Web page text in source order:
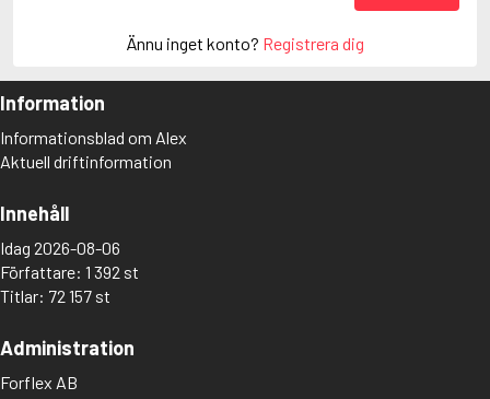
Ännu inget konto? Registrera dig
Information
Informationsblad om Alex
Aktuell driftinformation
Innehåll
Idag 2026-08-06
Författare: 1 392 st
Titlar: 72 157 st
Administration
Forflex AB